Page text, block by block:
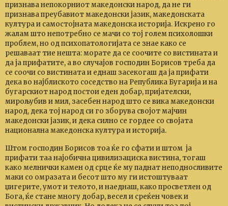
признава непокорниот македонски народ, да не ги
признава преубавиот македонски јазик, македонската
култура и самостојната македонска историја. Искрено го
жалам што непотребно се мачи со тој голем психолошки
проблем, но од психопатологијата се знае како се
решаваат тие нешта: морате да се соочите со вистината и
да ја прифатите, а во случајов господин Борисов треба да
се соочи со вистината и еднаш засекогаш да ја прифати
дека во најблиското соседство на Република Бугарија и на
бугарскиот народ постои еден добар, пријателски,
мирољубив и мил, засебен народ што се вика македонски
народ, дека тој народ си го зборува својот мајчин
македонски јазик, и дека силно се гордее со својата
национална македонска култура и историја.
Штом господин Борисов тоа ќе го сфати и штом ја
прифати таа најобична цивилизациска вистина, тогаш
како мелнички камен од срце ќе му паднат неподносливите
маки со омразата и бесот што му ги истоштуваат
џигерите, умот и телото, и наеднаш, како просветлен од
Бога, ќе стане многу добар, весел и среќен човек и